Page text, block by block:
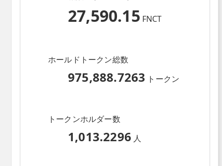
27,590.15 FNCT
ホールドトークン総数
975,888.7263 トークン
トークンホルダー数
1,013.2296 人